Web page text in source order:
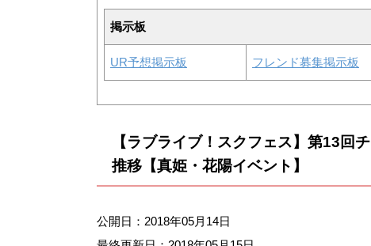
掲示板
UR予想掲示板 フレンド募集掲示板
【ラブライブ！スクフェス】第13回
推移【真姫・花陽イベント】
公開日：2018年05月14日